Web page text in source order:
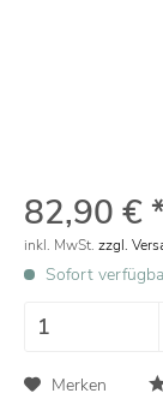
82,90 €
inkl. MwSt. zzgl.
Sofort
Merken